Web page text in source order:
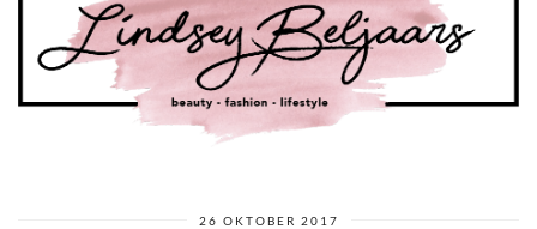
26 OKTOBER 2017